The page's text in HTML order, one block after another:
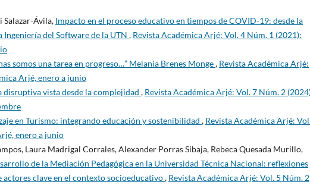
Salazar-Ávila, Impacto en el proceso educativo en tiempos de COVID-19: desde la
del Software de la UTN , Revista Académica Arjé: Vol. 4 Núm. 1 (2021):
somos una tarea en progreso…” Melania Brenes Monge, Revista Académica Arjé:
Arjé, enero a junio
disruptiva vista desde la complejidad , Revista Académica Arjé: Vol. 7 Núm. 2
en Turismo: integrando educación y sostenibilidad , Revista Académica Arjé:
enero a junio
Laura Madrigal Corrales, Alexander Porras Sibaja, Rebeca Quesada Murillo,
de la Mediación Pedagógica en la Universidad Técnica Nacional: reflexiones
actores clave en el contexto socioeducativo, Revista Académica Arjé: Vol. 5 Núm. 2